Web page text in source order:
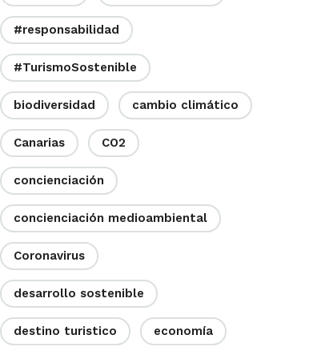
#responsabilidad
#TurismoSostenible
biodiversidad cambio climático
Canarias CO2
concienciación
concienciación medioambiental
Coronavirus
desarrollo sostenible
destino turistico economía